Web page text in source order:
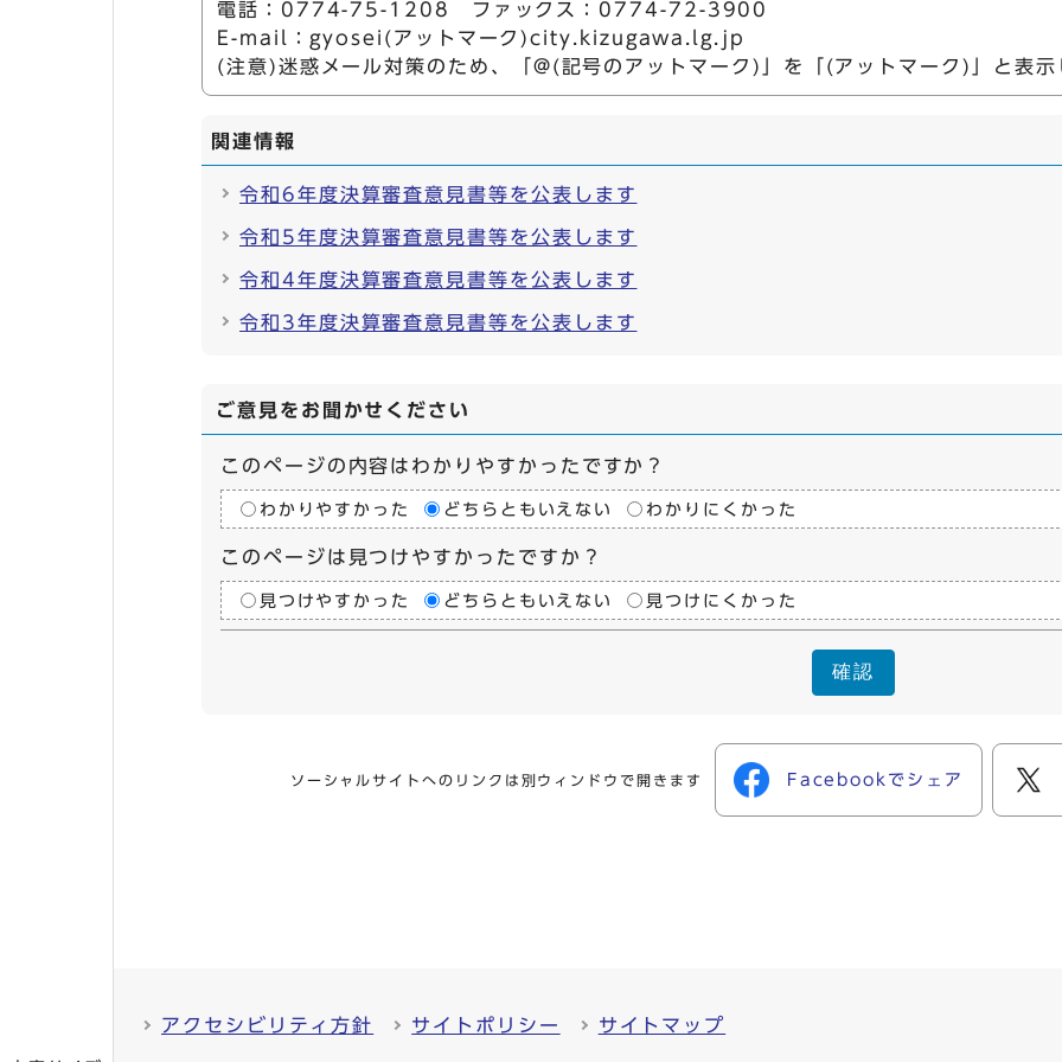
電話：0774-75-1208 ファックス：0774-72-3900
E-mail：gyosei(アットマーク)city.kizugawa.lg.jp
(注意)迷惑メール対策のため、「@(記号のアットマーク)」を「(アットマーク)」と表示
関連情報
令和6年度決算審査意見書等を公表します
令和5年度決算審査意見書等を公表します
令和4年度決算審査意見書等を公表します
令和3年度決算審査意見書等を公表します
ご意見をお聞かせください
このページの内容はわかりやすかったですか？
わかりやすかった どちらともいえない わかりにくかった
このページは見つけやすかったですか？
見つけやすかった どちらともいえない 見つけにくかった
確認
ソーシャルサイトへのリンクは別ウィンドウで開きます Facebookでシェア
アクセシビリティ方針 サイトポリシー サイトマップ